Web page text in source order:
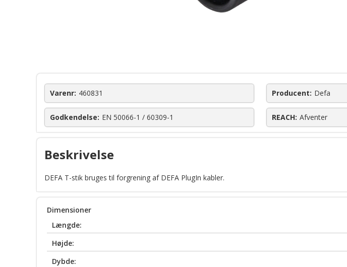
Varenr: 460831 Producent: Defa
Godkendelse: EN 50066-1 / 60309-1 REACH: Afventer
Beskrivelse
DEFA T-stik bruges til forgrening af DEFA PlugIn kabler.
Dimensioner
Længde:
Højde:
Dybde: